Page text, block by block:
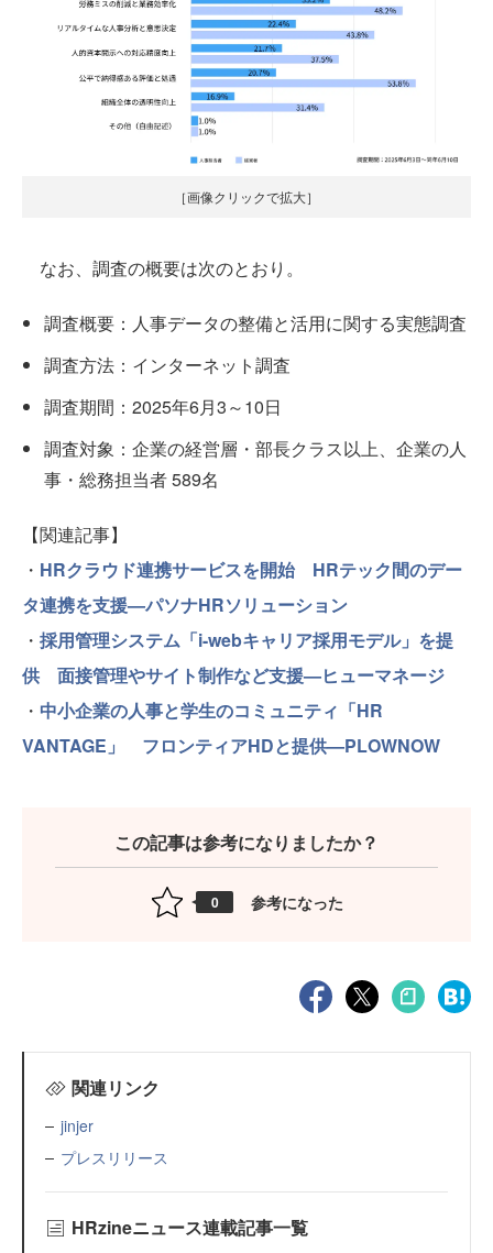
［画像クリックで拡大］
なお、調査の概要は次のとおり。
調査概要：人事データの整備と活用に関する実態調査
調査方法：インターネット調査
調査期間：2025年6月3～10日
調査対象：企業の経営層・部長クラス以上、企業の人
事・総務担当者 589名
【関連記事】
・ HRクラウド連携サービスを開始 HRテック間のデー
タ連携を支援—パソナHRソリューション
・ 採用管理システム「i-webキャリア採用モデル」を提
供 面接管理やサイト制作など支援—ヒューマネージ
・ 中小企業の人事と学生のコミュニティ「HR
VANTAGE」 フロンティアHDと提供—PLOWNOW
この記事は参考になりましたか？
0 参考になった
関連リンク
jinjer
プレスリリース
HRzineニュース連載記事一覧